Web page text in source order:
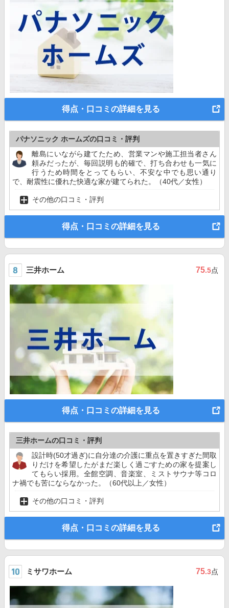
得点・口コミの詳細を見る
パナソニック ホームズの口コミ・評判
離島にいながら建てたため、営業マンや施工担当者さん
頼みだったが、毎回説明も的確で、打ち合わせも一気に
行うため時間をとってもらい、不安な中でも思い通り
で、耐震性に優れた快適な家が建てられた。（40代／女性）
その他の口コミ・評判
得点・口コミの詳細を見る
三井ホーム 75.5点
得点・口コミの詳細を見る
三井ホームの口コミ・評判
設計時(50才過ぎ)に自分達の介護に重点を置きすぎた間取
りだけを希望したがまだ楽しく過ごすための家を提案し
てもらい採用。全館空調、音楽室、ミストサウナ等コロ
ナ禍でも苦にならなかった。（60代以上／女性）
その他の口コミ・評判
得点・口コミの詳細を見る
ミサワホーム 75.3点